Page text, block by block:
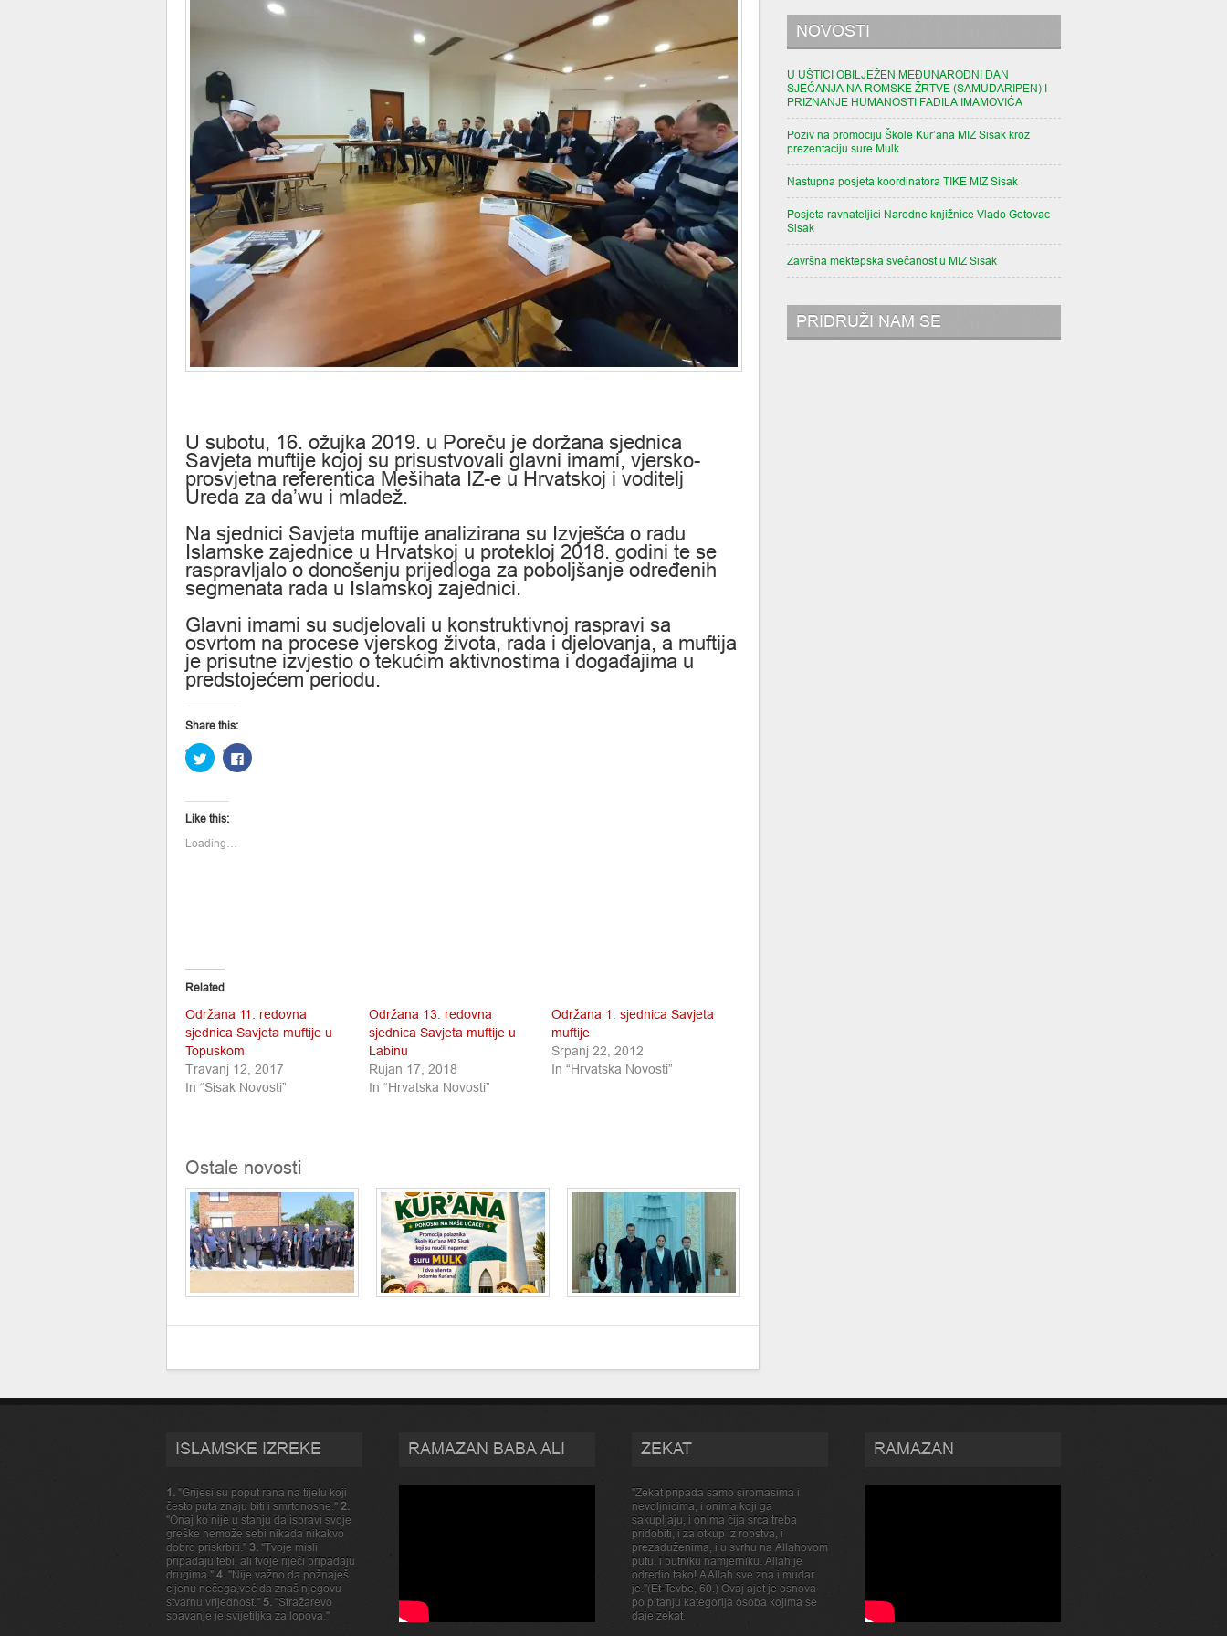
U subotu, 16. ožujka 2019. u Poreču je doržana sjednica
Savjeta muftije kojoj su prisustvovali glavni imami, vjersko-
prosvjetna referentica Mešihata IZ-e u Hrvatskoj i voditelj
Ureda za da’wu i mladež.
Na sjednici Savjeta muftije analizirana su Izvješća o radu
Islamske zajednice u Hrvatskoj u protekloj 2018. godini te se
raspravljalo o donošenju prijedloga za poboljšanje određenih
segmenata rada u Islamskoj zajednici.
Glavni imami su sudjelovali u konstruktivnoj raspravi sa
osvrtom na procese vjerskog života, rada i djelovanja, a muftija
je prisutne izvjestio o tekućim aktivnostima i događajima u
predstojećem periodu.
Share this:
Click
to
share
Twitter
in
window)
Click
to
Like this:
Loading…
Related
Održana 11. redovna
sjednica Savjeta muftije u
Topuskom
Travanj 12, 2017
In “Sisak Novosti”
Održana 13. redovna
sjednica Savjeta muftije u
Labinu
Rujan 17, 2018
In “Hrvatska Novosti”
Održana 1. sjednica Savjeta
muftije
Srpanj 22, 2012
In “Hrvatska Novosti”
Ostale novosti
NOVOSTI
U UŠTICI OBILJEŽEN MEĐUNARODNI DAN
SJEĆANJA NA ROMSKE ŽRTVE (SAMUDARIPEN) I
PRIZNANJE HUMANOSTI FADILA IMAMOVIĆA
Poziv na promociju Škole Kur’ana MIZ Sisak kroz
prezentaciju sure Mulk
Nastupna posjeta koordinatora TIKE MIZ Sisak
Posjeta ravnateljici Narodne knjižnice Vlado Gotovac
Sisak
Završna mektepska svečanost u MIZ Sisak
PRIDRUŽI NAM SE
ISLAMSKE IZREKE
1. "Grijesi su poput rana na tijelu koji
često puta znaju biti i smrtonosne." 2.
"Onaj ko nije u stanju da ispravi svoje
greške nemože sebi nikada nikakvo
dobro priskrbiti." 3. "Tvoje misli
pripadaju tebi, ali tvoje rijeći pripadaju
drugima." 4. "Nije važno da požnaješ
cijenu nečega,već da znaš njegovu
stvarnu vrijednost." 5. "Stražarevo
spavanje je svijetiljka za lopova."
RAMAZAN BABA ALI ZEKAT
''Zekat pripada samo siromasima i
nevoljnicima, i onima koji ga
sakupljaju, i onima čija srca treba
pridobiti, i za otkup iz ropstva, i
prezaduženima, i u svrhu na Allahovom
putu, i putniku namjerniku. Allah je
odredio tako! A Allah sve zna i mudar
je.''(Et-Tevbe, 60.) Ovaj ajet je osnova
po pitanju kategorija osoba kojima se
daje zekat.
RAMAZAN